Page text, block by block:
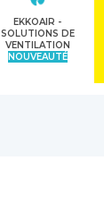
EKKOAIR -
SOLUTIONS DE
VENTILATION
NOUVEAUTÉ